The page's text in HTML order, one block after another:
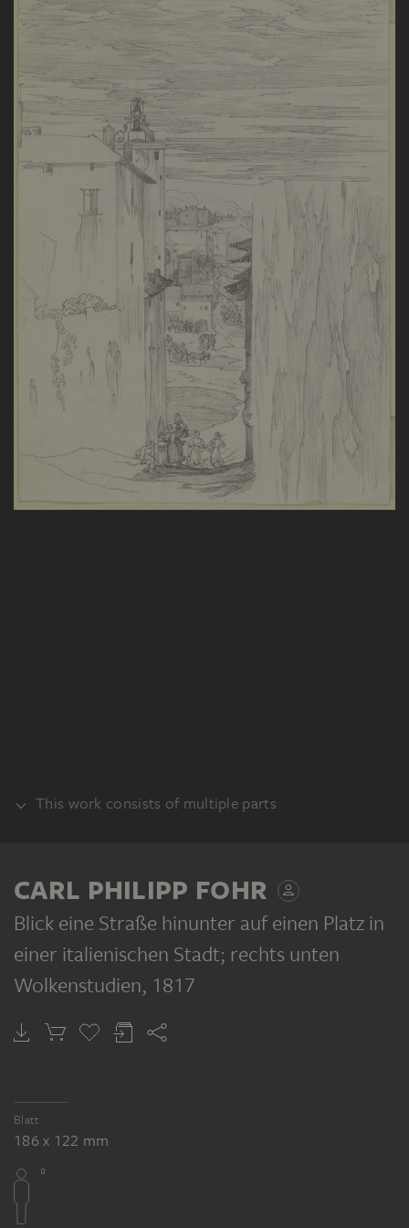
This work consists of multiple parts
CARL PHILIPP FOHR
Blick eine Straße hinunter auf einen Platz in
einer italienischen Stadt; rechts unten
Wolkenstudien, 1817
Blatt
186 x 122 mm